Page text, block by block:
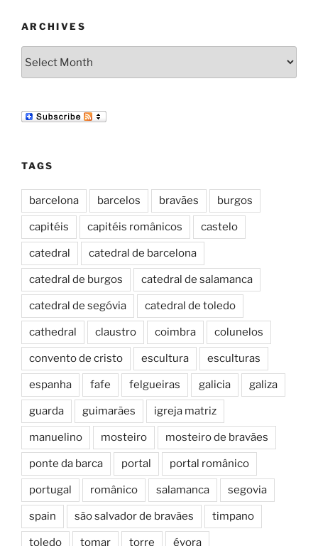
ARCHIVES
TAGS
barcelona barcelos bravães burgos
capitéis capitéis românicos castelo
catedral catedral de barcelona
catedral de burgos catedral de salamanca
catedral de segóvia catedral de toledo
cathedral claustro coimbra colunelos
convento de cristo escultura esculturas
espanha fafe felgueiras galicia galiza
guarda guimarães igreja matriz
manuelino mosteiro mosteiro de bravães
ponte da barca portal portal românico
portugal românico salamanca segovia
spain são salvador de bravães timpano
toledo tomar torre évora